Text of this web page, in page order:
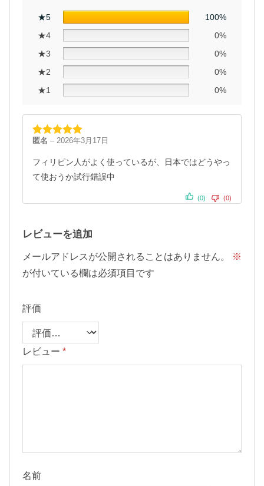
★5
100%
★4
0%
★3
0%
★2
0%
★1
0%
5段階中5の
匿名 – 2026年3月17日
フィリピン人がよく使っているが、日本ではどうやっ
て使おうか試行錯誤中
(0) (0)
レビューを追加
メールアドレスが公開されることはありません。
※
が付いている欄は必須項目です
評価
レビュー *
名前